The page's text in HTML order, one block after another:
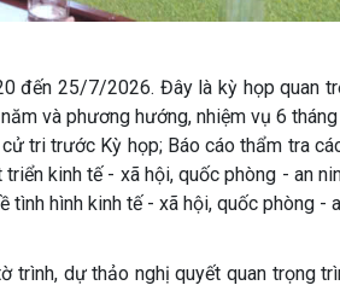
đến 25/7/2026. Đây là kỳ họp quan
và phương hướng, nhiệm vụ 6
tri trước Kỳ họp; Báo cáo thẩm tra
kinh tế - xã hội, quốc phòng - an
hình kinh tế - xã hội, quốc phòng -
trình, dự thảo nghị quyết quan trọng